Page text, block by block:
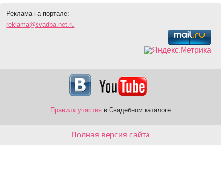
Реклама на портале:
reklama@svadba.net.ru
Правила участия в Свадебном каталоге
Полная версия сайта